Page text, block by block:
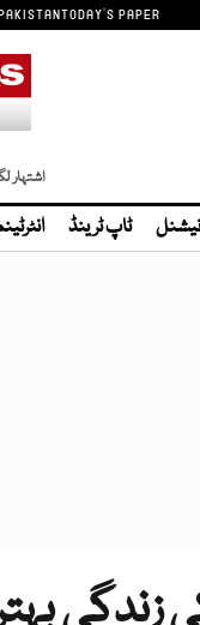
TODAY'S PAPER
اشتہار
نیشنل ٹاپ ٹرینڈ